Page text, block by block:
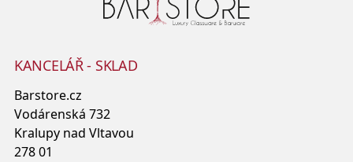
KANCELÁŘ - SKLAD
Barstore.cz
Vodárenská 732
Kralupy nad Vltavou
278 01